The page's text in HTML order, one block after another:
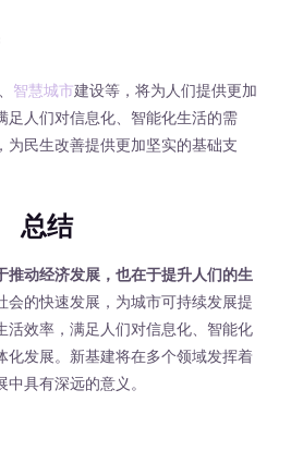
智慧城市建设等，将为人们提供更加
足人们对信息化、智能化生活的需
为民生改善提供更加坚实的基础支
总结
推动经济发展，也在于提升人们的生
会的快速发展，为城市可持续发展提
活效率，满足人们对信息化、智能化
化发展。新基建将在多个领域发挥着
具有深远的意义。